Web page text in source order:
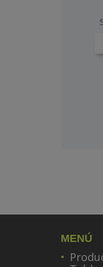
MENÚ